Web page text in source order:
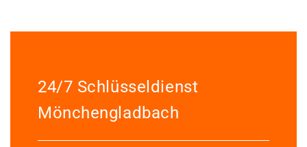
24/7 Schlüsseldienst
Mönchengladbach